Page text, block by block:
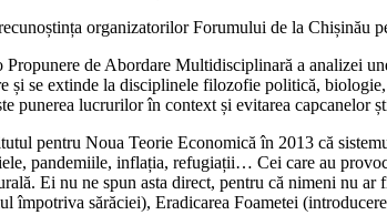
organizatorilor Forumului de la Chișinău
Propunere de Abordare Multidisciplinară a analizei
și se extinde la disciplinele filozofie politică,
punerea lucrurilor în context și evitarea capcanelor
pentru Noua Teorie Economică în 2013 că
pandemiile, inflația, refugiații… Cei care au
Ei nu ne spun asta direct, pentru că nimeni nu
împotriva sărăciei), Eradicarea Foametei